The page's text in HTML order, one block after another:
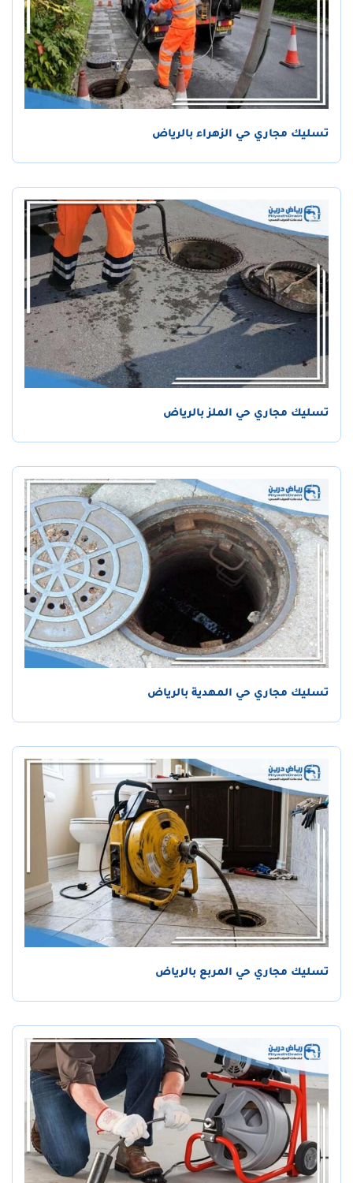
تسليك مجاري حي الزهراء بالرياض
تسليك مجاري حي الملز بالرياض
تسليك مجاري حي المهدية بالرياض
تسليك مجاري حي المربع بالرياض